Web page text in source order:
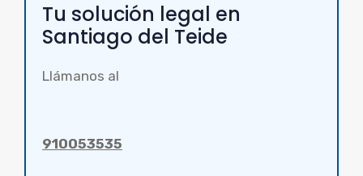
Tu solución legal en
Santiago del Teide
Llámanos al
910053535